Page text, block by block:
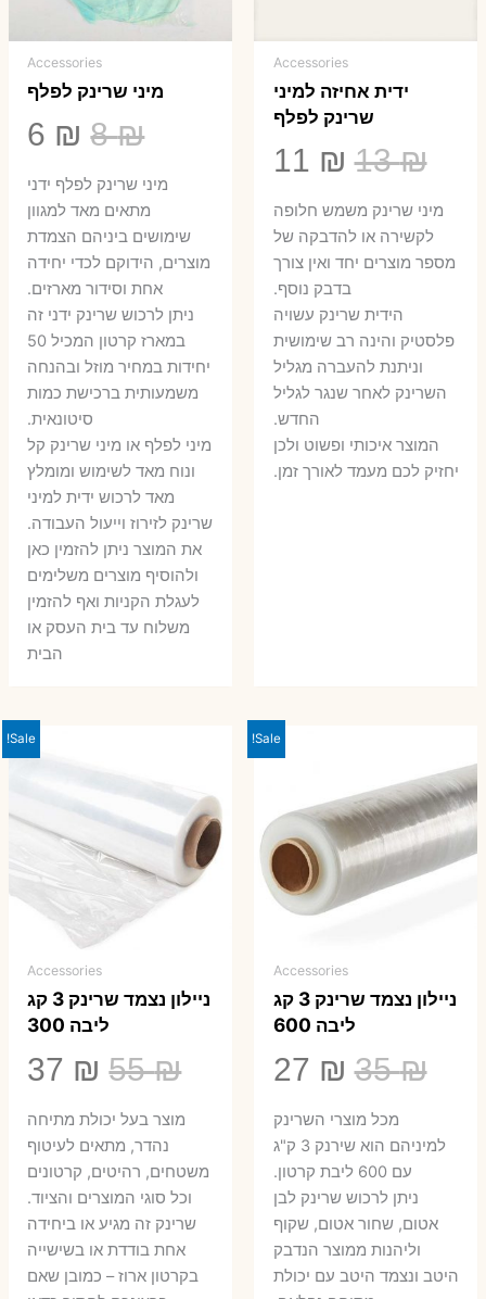
Accessories
ידית אחיזה למיני
שרינק לפלף
13₪
המחיר
המקורי
היה:
13 ₪.
11 ₪
הוא:
​מיני שרינק משמש חלופה
לקשירה או להדבקה של
מספר מוצרים יחד ואין צורך
בדבק נוסף.
הידית שרינק עשויה
פלסטיק והינה רב שימושית
וניתנת להעברה מגליל
השרינק לאחר שנגר לגליל
החדש.
המוצר איכותי ופשוט ולכן
יחזיק לכם מעמד לאורך זמן.
Accessories
מיני שרינק לפלף
8₪
היה:
8 ₪.
6 ₪
6 ₪.
מיני שרינק לפלף ידני
מתאים מאד למגוון
שימושים ביניהם הצמדת
מוצרים, הידוקם לכדי יחידה
אחת וסידור מארזים.
ניתן לרכוש שרינק ידני זה
במארז קרטון המכיל 50
יחידות במחיר מוזל ובהנחה
משמעותית ברכישת כמות
סיטונאית.
מיני לפלף או מיני שרינק קל
ונוח מאד לשימוש ומומלץ
מאד לרכוש ידית למיני
שרינק לזירוז וייעול העבודה.
את המוצר ניתן להזמין כאן
ולהוסיף מוצרים משלימים
לעגלת הקניות ואף להזמין
משלוח עד בית העסק או
הבית
Sale!
Accessories
ניילון נצמד שרינק 3 קג
ליבה 600
35₪
המחיר
המקורי
היה:
35 ₪.
27 ₪
הנוכחי
הוא:
מכל מוצרי השרינק
למיניהם הוא שירנק 3 ק"ג
עם 600 ליבת קרטון.
ניתן לרכוש שרינק לבן
אטום, שחור אטום, שקוף
וליהנות ממוצר הנדבק
היטב ונצמד היטב עם יכולת
Sale!
Accessories
ניילון נצמד שרינק 3 קג
ליבה 300
55₪
המחיר
המקורי
היה:
55 ₪.
37 ₪
₪.
מוצר בעל יכולת מתיחה
נהדר, מתאים לעיטוף
משטחים, רהיטים, קרטונים
וכל סוגי המוצרים והציוד.
שרינק זה מגיע או ביחידה
אחת בודדת או בשישייה
בקרטון ארוז – כמובן שאם